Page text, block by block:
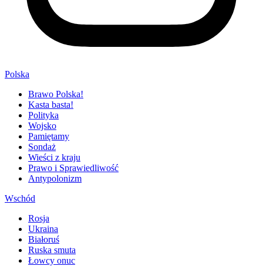
Polska
Brawo Polska!
Kasta basta!
Polityka
Wojsko
Pamiętamy
Sondaż
Wieści z kraju
Prawo i Sprawiedliwość
Antypolonizm
Wschód
Rosja
Ukraina
Białoruś
Ruska smuta
Łowcy onuc